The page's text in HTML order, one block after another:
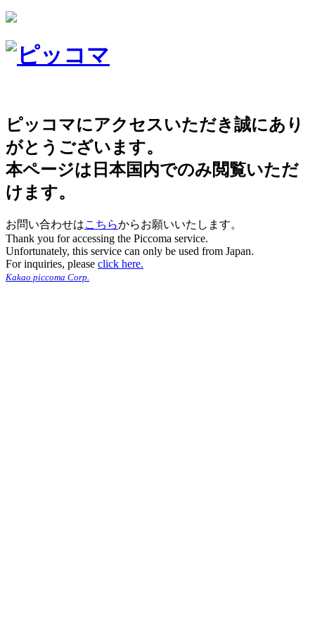
ピッコマにアクセスいただき誠にあり
がとうございます。
本ページは日本国内でのみ閲覧いただ
けます。
お問い合わせはこちらからお願いいたします。
Thank you for accessing the Piccoma service.
Unfortunately, this service can only be used from Japan.
For inquiries, please click here.
Kakao piccoma Corp.